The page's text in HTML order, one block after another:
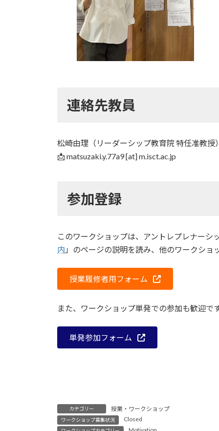
連絡先教員
松崎由理（リーダーシップ教育院 特任准教授
📩 matsuzaki.y.77a9 [at] m.isct.ac.jp
参加登録
このワークショップは、アントレプレナー
内 」のページの説明を読み、他のワークシ
授業履修者用フォーム
また、ワークショップ単発での参加も歓迎
単発参加フォーム
カテゴリー 授業・ワークショップ
ワークショップ募集状況 Closed